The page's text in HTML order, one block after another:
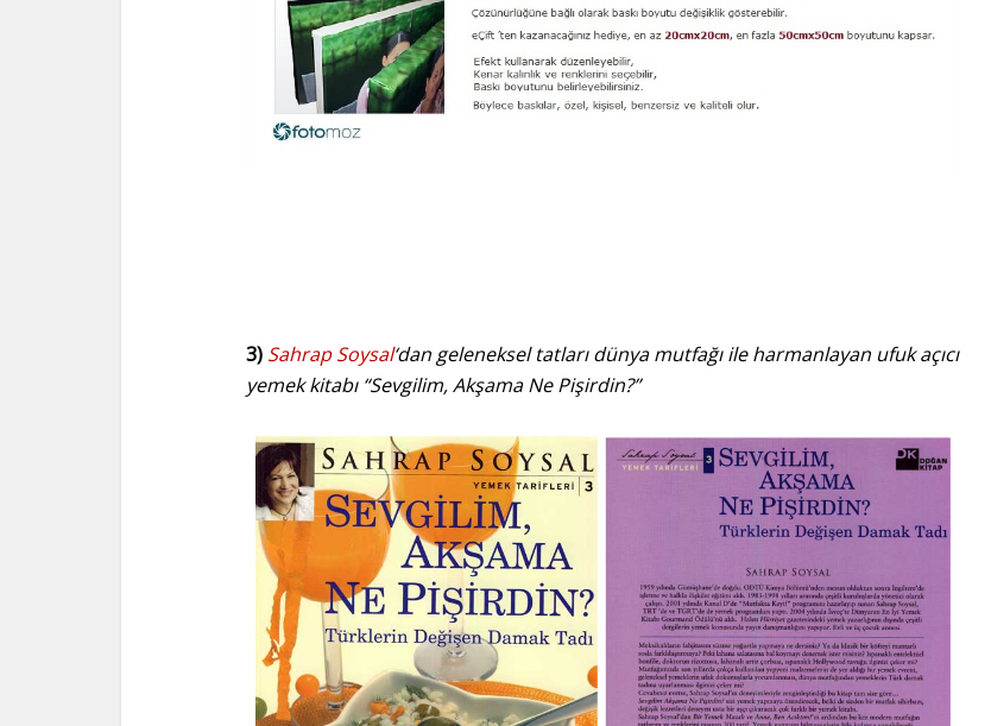
3) Sahrap Soysal‘dan geleneksel tatları dünya mutfağı ile harmanlayan ufuk açıcı
yemek kitabı “Sevgilim, Akşama Ne Pişirdin?”